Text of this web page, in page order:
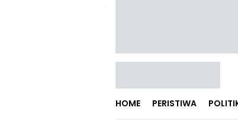
HOME PERISTIWA